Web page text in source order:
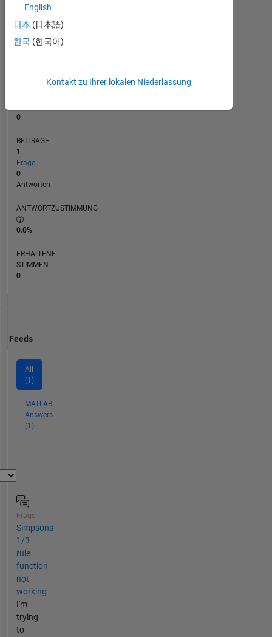
0
BEITRÄGE
1
Frage
0
Antworten
ANTWORTZUSTIMMUNG
0.0%
ERHALTENE
STIMMEN
0
Feeds
All
(1)
MATLAB
Answers
(1)
Frage
Simpsons
1/3
rule
function
not
working
I'm
trying
to
English
日本 (日本語)
한국 (한국어)
Kontakt zu Ihrer lokalen Niederlassung